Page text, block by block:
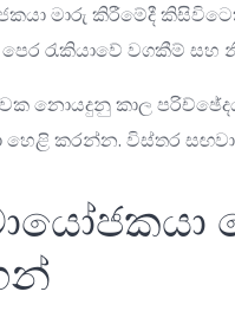
මාරු කිරීමේදී
රැකියාවේ වගකීම්
නොයදුනු කාල
කරන්න. විස්තර සඟවා